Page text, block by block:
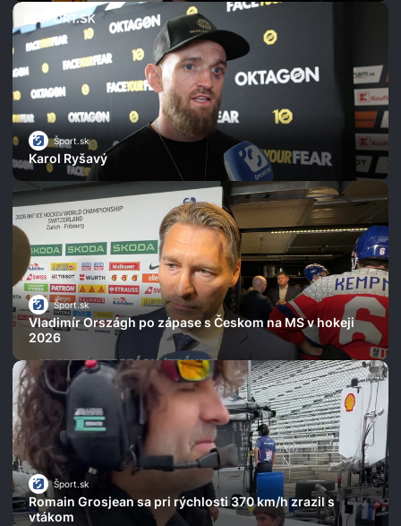
Šport.sk
Karol Ryšavý
Šport.sk
Vladimír Országh po zápase s Českom na MS v hokeji
2026
Šport.sk
Romain Grosjean sa pri rýchlosti 370 km/h zrazil s
vtákom